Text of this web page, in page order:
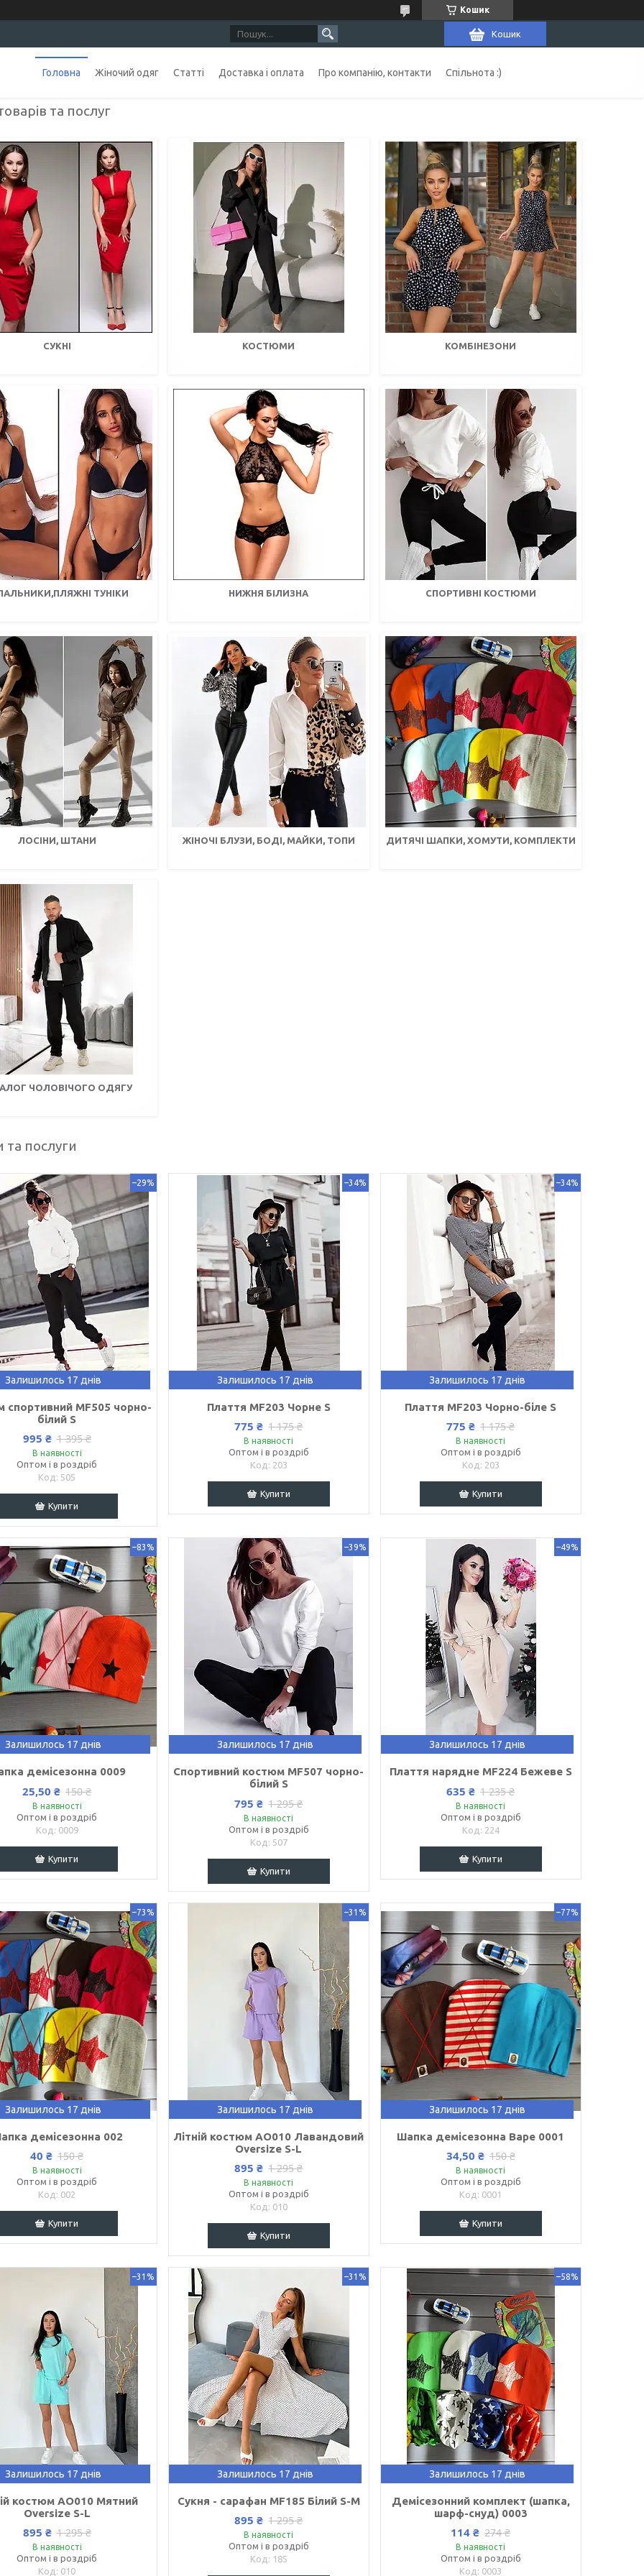
Кошик
Кошик
Головна Жіночий одяг Статті Доставка і оплата Про компанію, контакти Спільнота :)
та послуг
СУКНІ КОСТЮМИ КОМБІНЕЗОНИ
ТУНІКИ НИЖНЯ БІЛИЗНА СПОРТИВНІ КОСТЮМИ
ЛОСІНИ, ШТАНИ ЖІНОЧІ БЛУЗИ, БОДІ, МАЙКИ, ТОПИ ДИТЯЧІ ШАПКИ, ХОМУТИ, КОМПЛЕКТИ
ЧОЛОВІЧОГО ОДЯГУ
та послуги
–29%
Залишилось 17 днів
спортивний MF505 чорно-
білий S
995 ₴ 1 395 ₴
В наявності
Оптом і в роздріб
505
Купити
–34%
Залишилось 17 днів
Плаття MF203 Чорне S
775 ₴ 1 175 ₴
В наявності
Оптом і в роздріб
203
Купити
–34%
Залишилось 17 днів
Плаття MF203 Чорно-біле S
775 ₴ 1 175 ₴
В наявності
Оптом і в роздріб
203
Купити
–83%
Залишилось 17 днів
демісезонна 0009
25,50 ₴ 150 ₴
В наявності
Оптом і в роздріб
0009
Купити
–39%
Залишилось 17 днів
Cпортивний костюм MF507 чорно-
білий S
795 ₴ 1 295 ₴
В наявності
Оптом і в роздріб
507
Купити
–49%
Залишилось 17 днів
Плаття нарядне MF224 Бежеве S
635 ₴ 1 235 ₴
В наявності
Оптом і в роздріб
224
Купити
–73%
Залишилось 17 днів
демісезонна 002
40 ₴ 150 ₴
В наявності
Оптом і в роздріб
002
Купити
–31%
Залишилось 17 днів
Літній костюм AO010 Лавандовий
Oversize S-L
895 ₴ 1 295 ₴
В наявності
Оптом і в роздріб
010
Купити
–77%
Залишилось 17 днів
Шапка демісезонна Варе 0001
34,50 ₴ 150 ₴
В наявності
Оптом і в роздріб
0001
Купити
–31%
Залишилось 17 днів
костюм AO010 Мятний
Oversize S-L
895 ₴ 1 295 ₴
В наявності
Оптом і в роздріб
010
–31%
Залишилось 17 днів
Cукня - сарафан MF185 Білий S-M
895 ₴ 1 295 ₴
В наявності
Оптом і в роздріб
185
–58%
Залишилось 17 днів
Демісезонний комплект (шапка,
шарф-снуд) 0003
114 ₴ 274 ₴
В наявності
Оптом і в роздріб
0003